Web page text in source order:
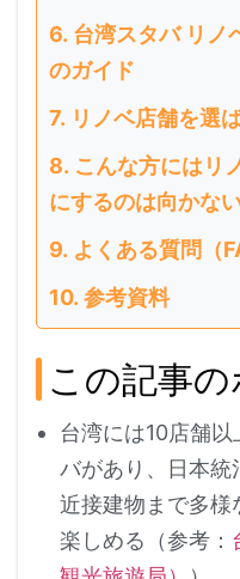
台湾スタバ リノ
のガイド
リノベ店舗を選
こんな方にはリ
にするのは向かな
よくある質問（
参考資料
この記事の
台湾には10店舗
バがあり、日本統
近接建物まで多様
楽しめる（参考：